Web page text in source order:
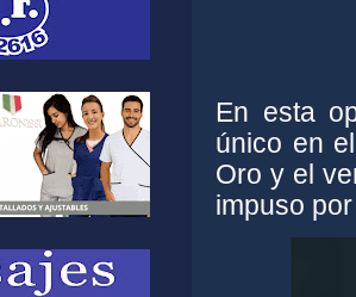
En esta
único en
Oro y el
impuso